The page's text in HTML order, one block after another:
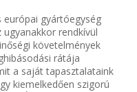
európai gyártóegység
ugyanakkor rendkívül
követelmények
rátája
a saját tapasztalataink
kiemelkedően szigorú